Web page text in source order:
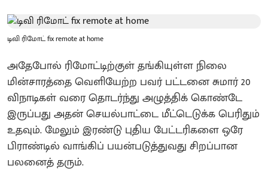
டிவி ரிமோட் fix remote at home
அதேபோல் ரிமோட்டிற்குள் தங்கியுள்ள நிலை
மின்சாரத்தை வெளியேற்ற பவர் பட்டனை சுமார் 20
விநாடிகள் வரை தொடர்ந்து அழுத்திக் கொண்டே
இருப்பது அதன் செயல்பாட்டை மீட்டெடுக்க பெரிதும்
உதவும். மேலும் இரண்டு புதிய பேட்டரிகளை ஒரே
பிராண்டில் வாங்கிப் பயன்படுத்துவது சிறப்பான
பலனைத் தரும்.